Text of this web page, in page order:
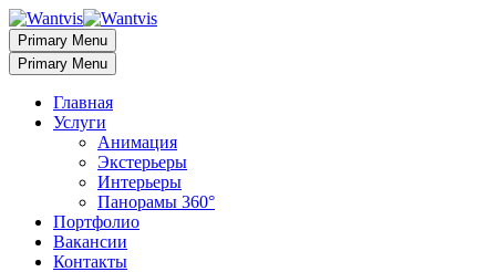
Primary Menu
Primary Menu
Главная
Услуги
Анимация
Экстерьеры
Интерьеры
Панорамы 360°
Портфолио
Вакансии
Контакты